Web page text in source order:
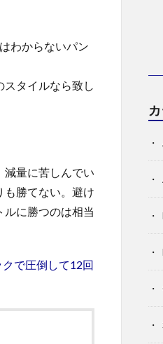
わからないパン
タイルなら致し
減量に苦しんでい
も勝てない。避け
に勝つのは相当
で圧倒して12回